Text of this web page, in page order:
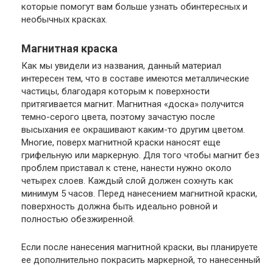
которые помогут вам больше узнать обинтересных и
необычных красках.
Магнитная краска
Как мы увидели из названия, данный материал
интересен тем, что в составе имеются металлические
частицы, благодаря которым к поверхности
притягивается магнит. Магнитная «доска» получится
темно-серого цвета, поэтому зачастую после
высыхания ее окрашивают каким-то другим цветом.
Многие, поверх магнитной краски наносят еще
грифельную или маркерную. Для того чтобы магнит без
проблем приставал к стене, нанести нужно около
четырех слоев. Каждый слой должен сохнуть как
минимум 5 часов. Перед нанесением магнитной краски,
поверхность должна быть идеально ровной и
полностью обезжиренной.
Если после нанесения магнитной краски, вы планируете
ее дополнительно покрасить маркерной, то нанесенный